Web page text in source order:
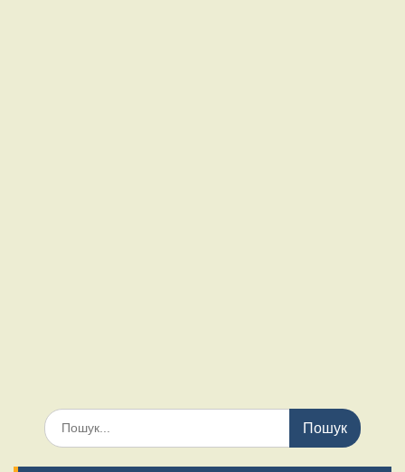
Шукати: